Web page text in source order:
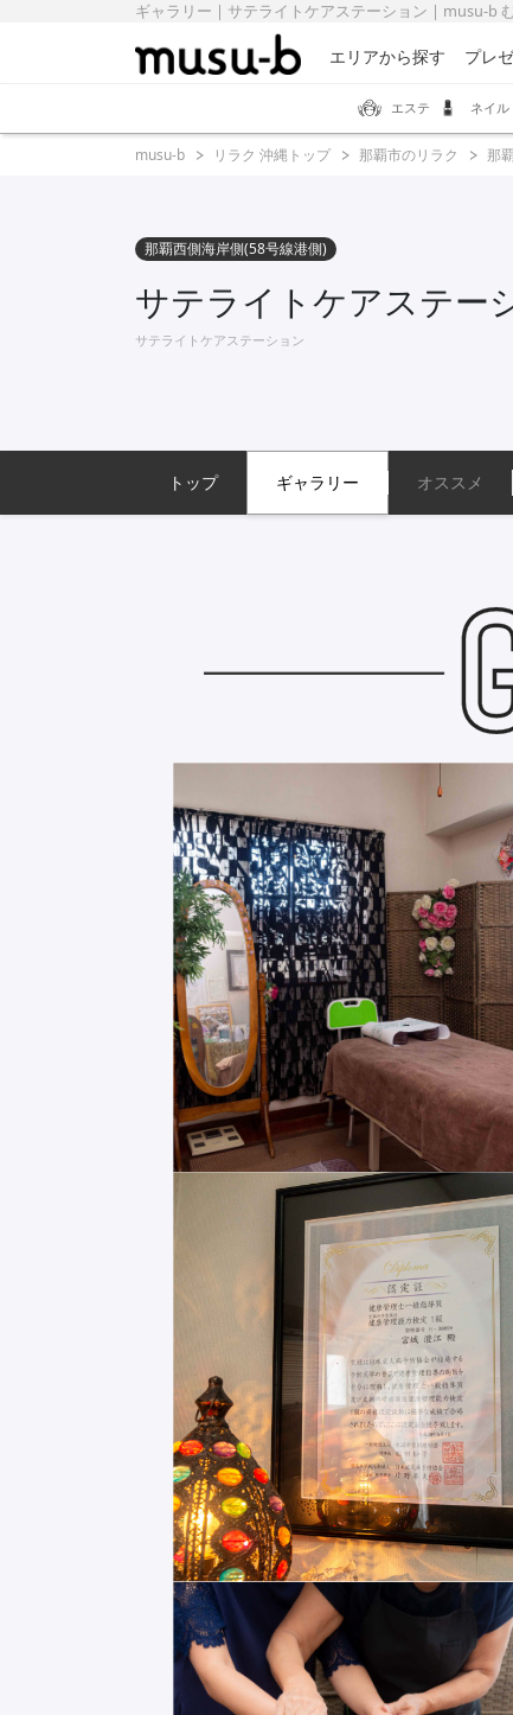
ギャラリー | サテライトケアステーション | musu-b
エリアから探す プレ
エステ ネイル
musu-b リラク 沖縄トップ 那覇市のリラク 那
那覇西側海岸側(58号線港側)
サテライトケアステー
サテライトケアステーション
トップ ギャラリー オススメ